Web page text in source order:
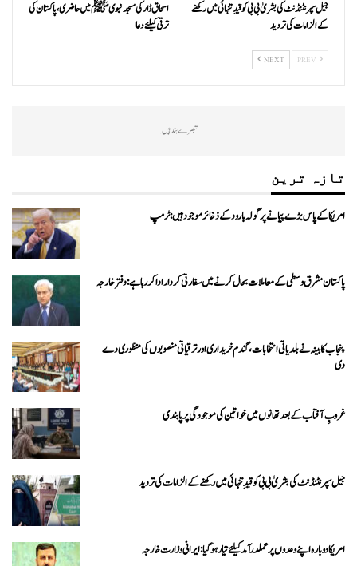
جیل سپرنٹنڈنٹ کی بشریٰ بی بی کو قیدِ تنہائی میں رکھنے
کے الزامات کی تردید
اسحاق ڈار کی مسجد نبوی ﷺ میں حاضری، پاکستان کی
ترقی کیلئے دعا
NEXT
تبصرے بند ہیں.
تازہ ترین
امریکا کے پاس بڑے پیمانے پر گولہ بارود کے ذخائر موجود ہیں: ٹرمپ
پاکستان مشرق وسطی کے معاملات بحال کرنے میں سفارتی کردار ادا کررہا ہے: دفتر خارجہ
پنجاب کابینہ نے بلدیاتی انتخابات، گندم خریداری اور ترقیاتی منصوبوں کی منظوری دے
دی
غروبِ آفتاب کے بعد تھانوں میں خواتین کی موجودگی پر پابندی
جیل سپرنٹنڈنٹ کی بشریٰ بی بی کو قیدِ تنہائی میں رکھنے کے الزامات کی تردید
امریکا دوبارہ اپنے وعدوں پر عملدرآمد کیلئے تیار ہو گیا: ایرانی وزارت خارجہ